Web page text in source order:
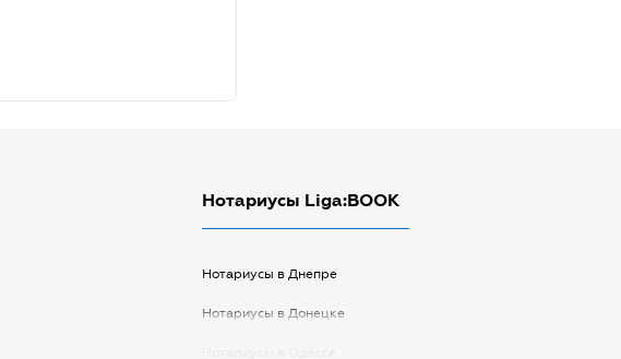
Нотариусы Liga:BOOK
Нотариусы в Днепре
Нотариусы в Донецке